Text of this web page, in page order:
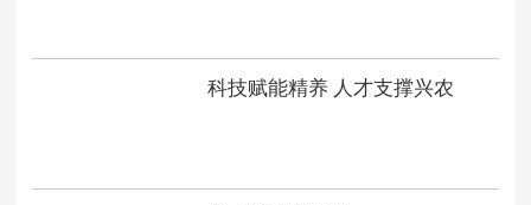
科技赋能精养 人才支撑兴农